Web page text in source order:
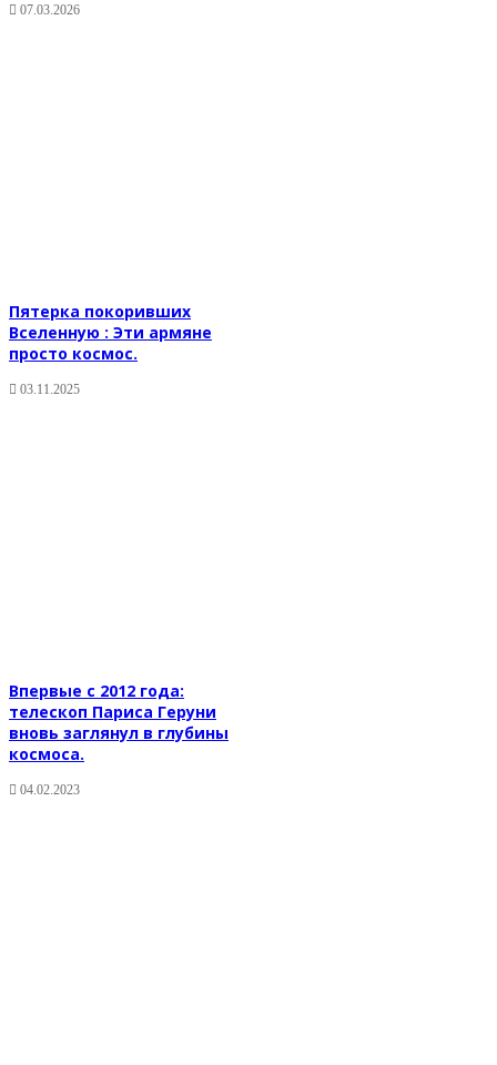
07.03.2026
Пятерка покоривших
Вселенную : Эти армяне
просто космос.
03.11.2025
Впервые с 2012 года:
телескоп Париса Геруни
вновь заглянул в глубины
космоса.
04.02.2023